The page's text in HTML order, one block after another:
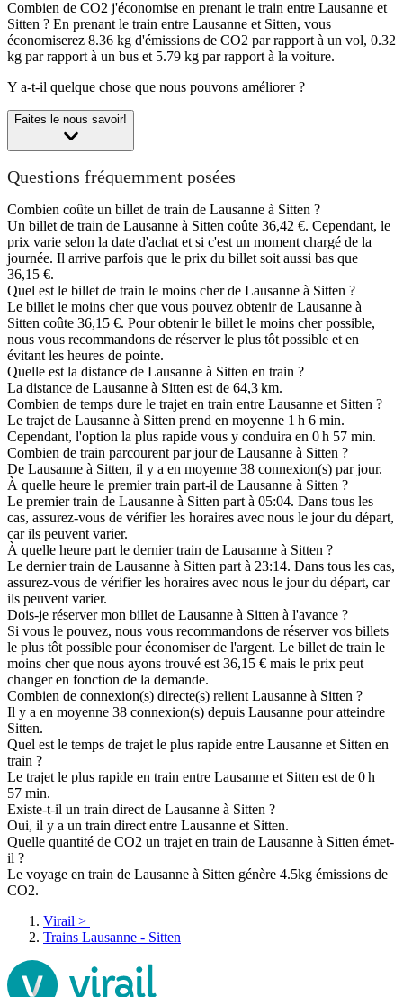
Combien de CO2 j'économise en prenant le train entre Lausanne et
Sitten ? En prenant le train entre Lausanne et Sitten, vous
économiserez 8.36 kg d'émissions de CO2 par rapport à un vol, 0.32
kg par rapport à un bus et 5.79 kg par rapport à la voiture.
Y a-t-il quelque chose que nous pouvons améliorer ?
Faites le nous savoir!
Questions fréquemment posées
Combien coûte un billet de train de Lausanne à Sitten ?
Un billet de train de Lausanne à Sitten coûte 36,42 €. Cependant, le
prix varie selon la date d'achat et si c'est un moment chargé de la
journée. Il arrive parfois que le prix du billet soit aussi bas que
36,15 €.
Quel est le billet de train le moins cher de Lausanne à Sitten ?
Le billet le moins cher que vous pouvez obtenir de Lausanne à
Sitten coûte 36,15 €. Pour obtenir le billet le moins cher possible,
nous vous recommandons de réserver le plus tôt possible et en
évitant les heures de pointe.
Quelle est la distance de Lausanne à Sitten en train ?
La distance de Lausanne à Sitten est de 64,3 km.
Combien de temps dure le trajet en train entre Lausanne et Sitten ?
Le trajet de Lausanne à Sitten prend en moyenne 1 h 6 min.
Cependant, l'option la plus rapide vous y conduira en 0 h 57 min.
Combien de train parcourent par jour de Lausanne à Sitten ?
De Lausanne à Sitten, il y a en moyenne 38 connexion(s) par jour.
À quelle heure le premier train part-il de Lausanne à Sitten ?
Le premier train de Lausanne à Sitten part à 05:04. Dans tous les
cas, assurez-vous de vérifier les horaires avec nous le jour du départ,
car ils peuvent varier.
À quelle heure part le dernier train de Lausanne à Sitten ?
Le dernier train de Lausanne à Sitten part à 23:14. Dans tous les cas,
assurez-vous de vérifier les horaires avec nous le jour du départ, car
ils peuvent varier.
Dois-je réserver mon billet de Lausanne à Sitten à l'avance ?
Si vous le pouvez, nous vous recommandons de réserver vos billets
le plus tôt possible pour économiser de l'argent. Le billet de train le
moins cher que nous ayons trouvé est 36,15 € mais le prix peut
changer en fonction de la demande.
Combien de connexion(s) directe(s) relient Lausanne à Sitten ?
Il y a en moyenne 38 connexion(s) depuis Lausanne pour atteindre
Sitten.
Quel est le temps de trajet le plus rapide entre Lausanne et Sitten en
train ?
Le trajet le plus rapide en train entre Lausanne et Sitten est de 0 h
57 min.
Existe-t-il un train direct de Lausanne à Sitten ?
Oui, il y a un train direct entre Lausanne et Sitten.
Quelle quantité de CO2 un trajet en train de Lausanne à Sitten émet-
il ?
Le voyage en train de Lausanne à Sitten génère 4.5kg émissions de
CO2.
Virail >
Trains Lausanne - Sitten